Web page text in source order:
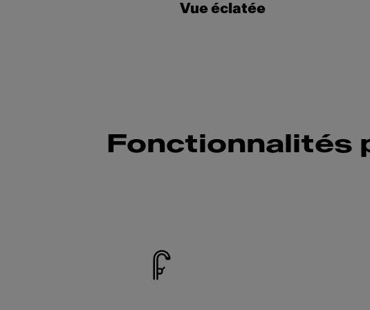
Vue éclatée
Fonctionnalités